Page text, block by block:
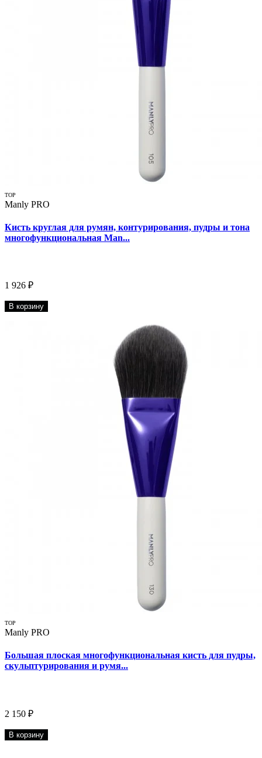
TOP
Manly PRO
Кисть круглая для румян, контурирования, пудры и тона
многофункциональная Man...
1 926 ₽
В корзину
TOP
Manly PRO
Большая плоская многофункциональная кисть для пудры,
скульптурирования и румя...
2 150 ₽
В корзину